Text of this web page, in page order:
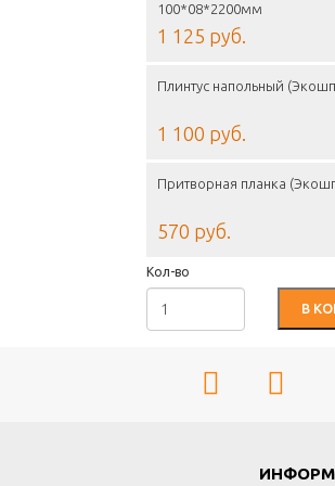
100*08*2200мм
1 125 руб.
Плинтус напольный
1 100 руб.
Притворная планка
570 руб.
Кол-во
В